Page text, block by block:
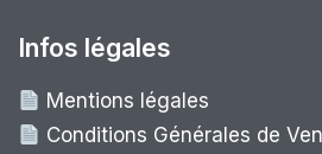
Infos légales
Mentions légales
Conditions Générales de